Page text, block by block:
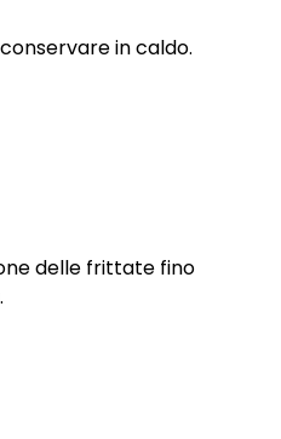
in caldo.
delle frittate fino